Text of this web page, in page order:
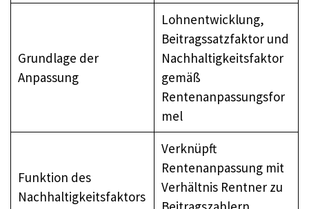
Grundlage der
Anpassung
Lohnentwicklung,
Beitragssatzfaktor und
Nachhaltigkeitsfaktor
gemäß
Rentenanpassungsfor
mel
Funktion des
Nachhaltigkeitsfaktors
Verknüpft
Rentenanpassung mit
Verhältnis Rentner zu